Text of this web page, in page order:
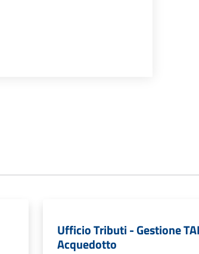
Ufficio Tributi - Gestione
Acquedotto